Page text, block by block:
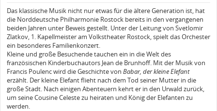
Das klassische Musik nicht nur etwas für die ältere Generation ist, hat
die Norddeutsche Philharmonie Rostock bereits in den vergangenen
beiden Jahren unter Beweis gestellt. Unter der Leitung von Svetlomir
Zlatkov, 1. Kapellmeister am Volkstheater Rostock, spielt das Orchester
ein besonderes Familienkonzert.
Kleine und große Besuchende tauchen ein in die Welt des
französischen Kinderbuchautors Jean de Brunhoff. Mit der Musik von
Francis Poulenc wird die Geschichte von Babar, der kleine Elefant
erzählt. Der kleine Elefant flieht nach dem Tod seiner Mutter in die
große Stadt. Nach einigen Abenteuern kehrt er in den Urwald zurück,
um seine Cousine Celeste zu heiraten und König der Elefanten zu
werden.